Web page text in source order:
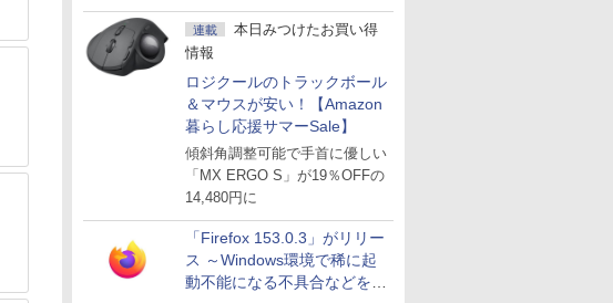
連載
本日みつけたお買い得
情報
ロジクールのトラックボール
＆マウスが安い！【Amazon
暮らし応援サマーSale】
傾斜角調整可能で手首に優しい
「MX ERGO S」が19％OFFの
14,480円に
「Firefox 153.0.3」がリリー
ス ～Windows環境で稀に起
動不能になる不具合などを解